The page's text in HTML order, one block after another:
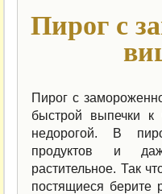
Пирог с
Пирог с
быстрой выпечки
недорогой. В
продуктов и
растительное. Так
постящиеся берите